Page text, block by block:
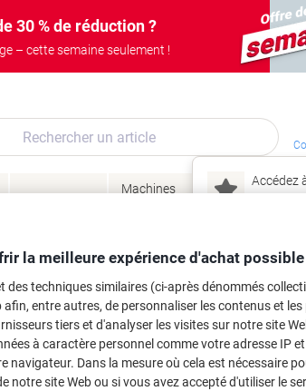
30 % de réduction ?
– cette semaine seulement !
Accédez
Machines
Encres
d'encre, toners ou
la meilleure expérience d'achat possible
des techniques similaires (ci-après dénommés
afin, entre autres, de personnaliser les contenus et les
tiers et d'analyser les visites sur notre site
à caractère personnel comme votre adresse IP et
navigateur. Dans la mesure où cela est nécessaire
notre site Web ou si vous avez accepté d'utiliser le